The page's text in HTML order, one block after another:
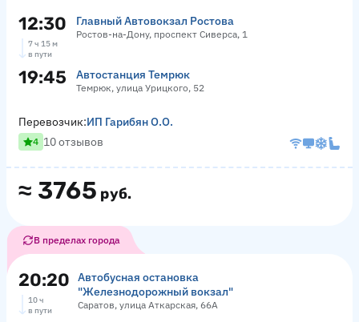
12:30 Главный Автовокзал Ростова
Ростов-на-Дону, проспект Сиверса, 1
7 ч 15 м
в пути
19:45 Автостанция Темрюк
Темрюк, улица Урицкого, 52
≈ 3765 руб.
Перевозчик:ИП Гарибян О.О.
4 10 отзывов
В пределах города
20:20
Автобусная остановка
"Железнодорожный вокзал"
Саратов, улица Аткарская, 66А
10 ч
в пути